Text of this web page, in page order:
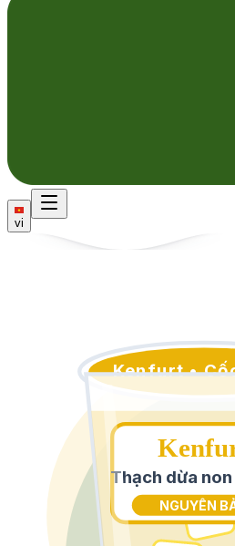
vi
Kenfurt •
Thạch dừa
NGUYÊN